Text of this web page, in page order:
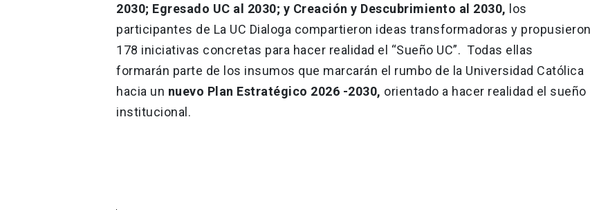
2030; Egresado UC al 2030; y Creación y Descubrimiento al 2030, los
participantes de La UC Dialoga compartieron ideas transformadoras y propusieron
178 iniciativas concretas para hacer realidad el “Sueño UC”. Todas ellas
formarán parte de los insumos que marcarán el rumbo de la Universidad Católica
hacia un nuevo Plan Estratégico 2026 -2030, orientado a hacer realidad el sueño
institucional.